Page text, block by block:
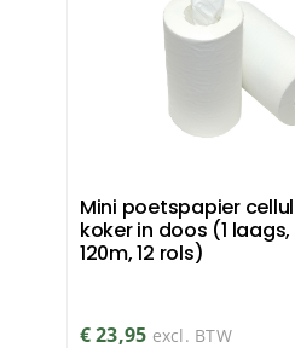
Mini poetspapier
koker in doos (1
120m, 12 rols)
€23,95 excl. BTW